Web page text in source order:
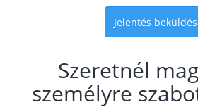
Jelentés
Szeretnél
személyre